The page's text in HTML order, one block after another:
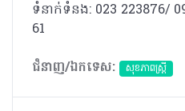
ទំនាក់ទំនង: 023 223876/
61
ជំនាញ/ឯកទេស:
សុខភាពស្រ្តី